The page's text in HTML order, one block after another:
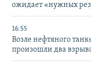
ожидает «нужных
16:55
Возле нефтяного
произошли два